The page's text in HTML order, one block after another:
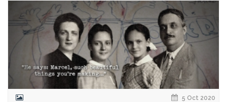
5 Oct 2020